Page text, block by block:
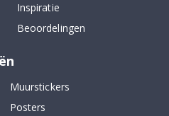
Inspiratie
Beoordelingen
Muurstickers
Posters